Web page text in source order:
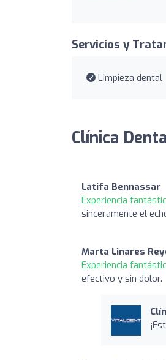
Servicios y
Limpieza dental
Clínica
Latifa Bennassar
Experiencia
sinceramente el
Marta Linares
Experiencia
efectivo y sin dolor.